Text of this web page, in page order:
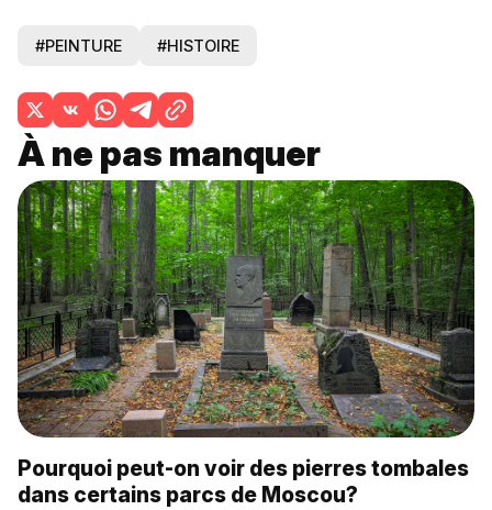
#PEINTURE #HISTOIRE
À ne pas manquer
Pourquoi peut-on voir des pierres tombales
dans certains parcs de Moscou?